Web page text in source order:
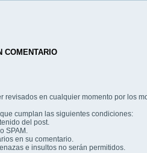
COMENTARIO
revisados en cualquier momento por los
cumplan las siguientes condiciones:
del post.
SPAM.
en su comentario.
e insultos no serán permitidos.